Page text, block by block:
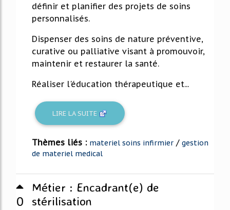
définir et planifier des projets de soins
personnalisés.
Dispenser des soins de nature préventive,
curative ou palliative visant à promouvoir,
maintenir et restaurer la santé.
Réaliser l'éducation thérapeutique et...
LIRE LA SUITE
Thèmes liés : materiel soins infirmier / gestion
de materiel medical
0
Métier : Encadrant(e) de
stérilisation